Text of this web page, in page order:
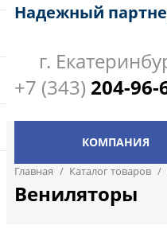
Надежный
г.
+7 (343) 204-96-
КОМПАНИЯ
Главная / Каталог товаров /
Вениляторы